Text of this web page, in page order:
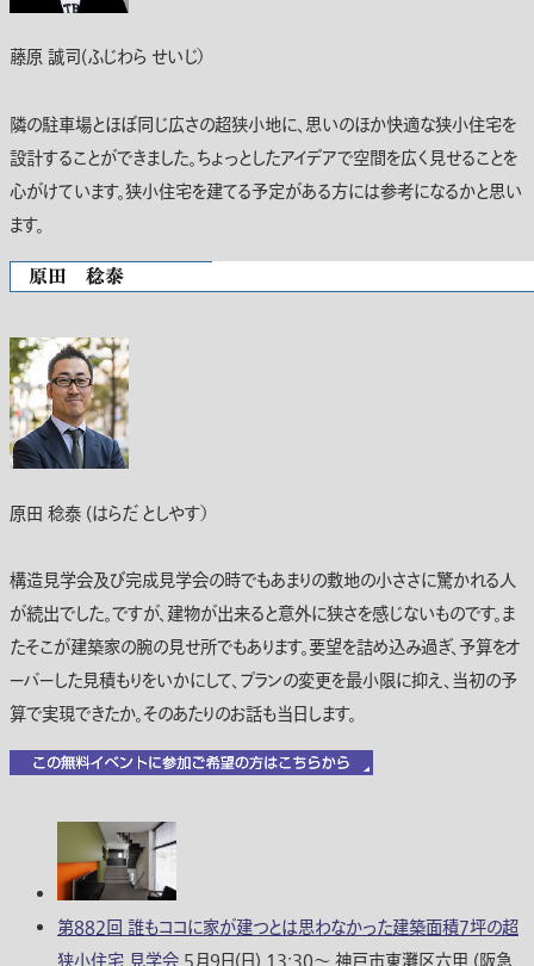
藤原 誠司(ふじわら せいじ）
隣の駐車場とほぼ同じ広さの超狭小地に、思いのほか快適な狭小住宅を
設計することができました。ちょっとしたアイデアで空間を広く見せることを
心がけています。狭小住宅を建てる予定がある方には参考になるかと思い
ます。
原田 稔泰 (はらだ としやす）
構造見学会及び完成見学会の時でもあまりの敷地の小ささに驚かれる人
が続出でした。ですが、建物が出来ると意外に狭さを感じないものです。ま
たそこが建築家の腕の見せ所でもあります。要望を詰め込み過ぎ、予算をオ
ーバーした見積もりをいかにして、プランの変更を最小限に抑え、当初の予
算で実現できたか。そのあたりのお話も当日します。
第882回 誰もココに家が建つとは思わなかった建築面積７坪の超